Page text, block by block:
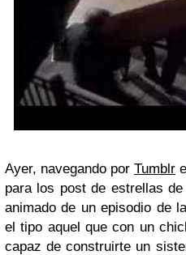
Ayer, navegando por Tumblr
para los post de estrellas
animado de un episodio de
el tipo aquel que con un
capaz de construirte un